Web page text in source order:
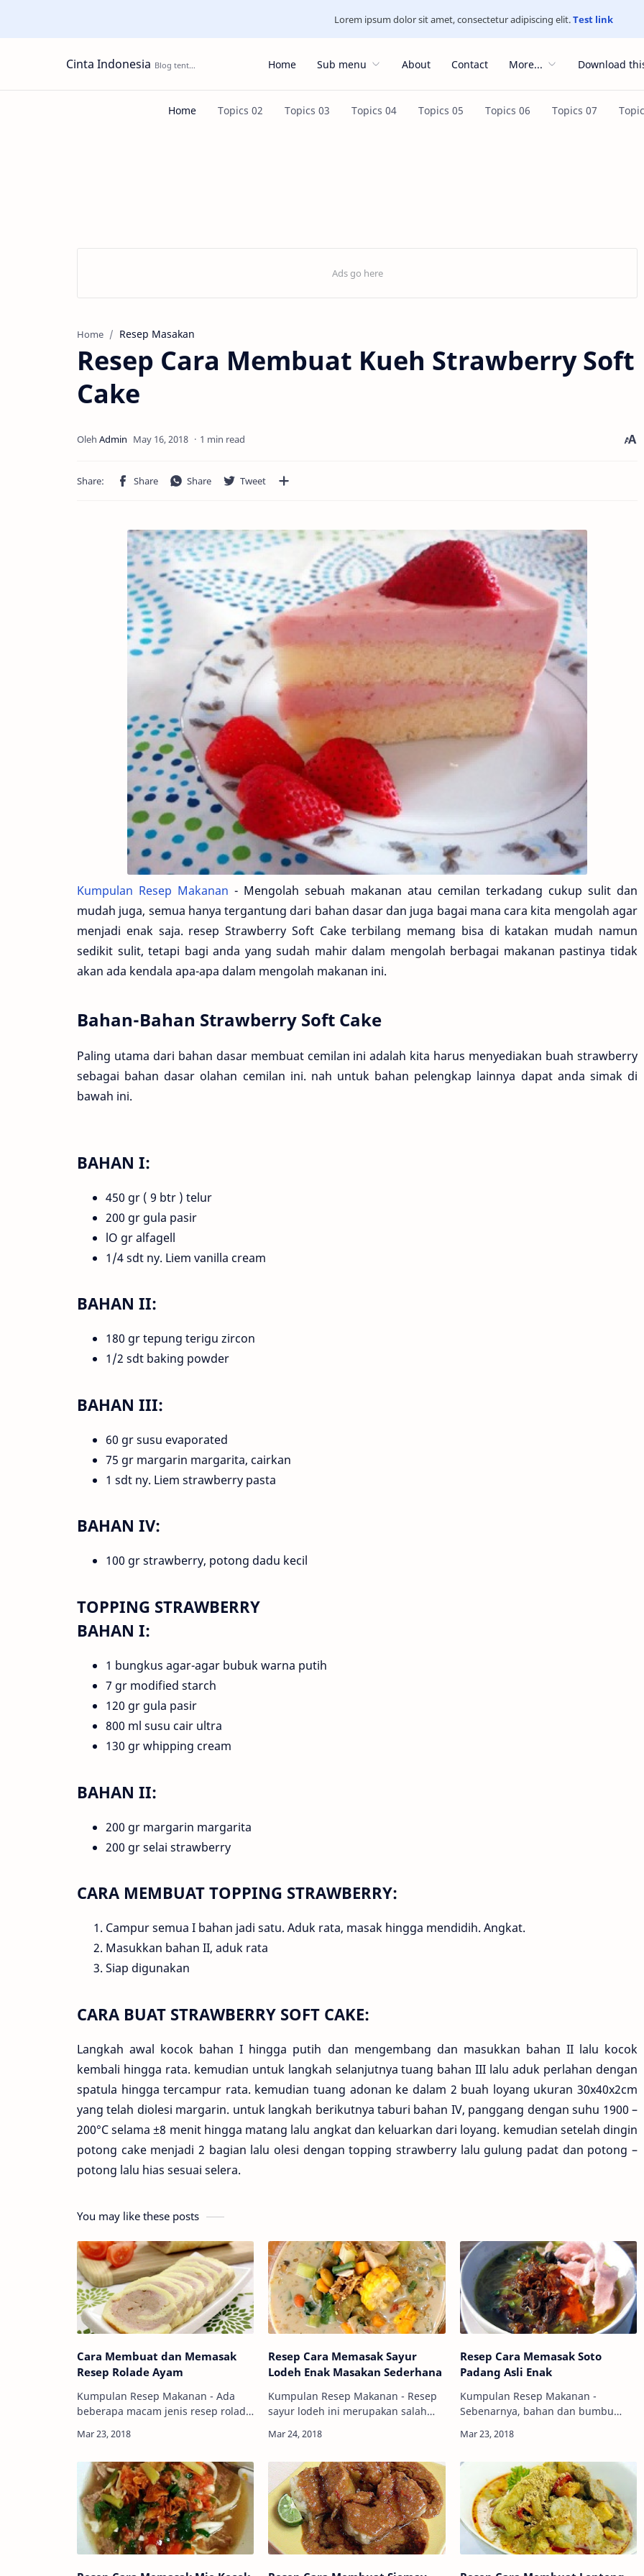
Lorem ipsum dolor sit amet, consectetur adipiscing elit.Test link
Cinta Indonesia Home Sub menu About Contact More... Download
Home Resep Masakan
Resep Cara Membuat Kueh Strawberry Soft
Cake
1 min read
Kumpulan Resep Makanan - Mengolah sebuah makanan atau cemilan terkadang cukup sulit dan
mudah juga, semua hanya tergantung dari bahan dasar dan juga bagai mana cara kita mengolah agar
menjadi enak saja. resep Strawberry Soft Cake terbilang memang bisa di katakan mudah namun
sedikit sulit, tetapi bagi anda yang sudah mahir dalam mengolah berbagai makanan pastinya tidak
akan ada kendala apa-apa dalam mengolah makanan ini.
Bahan-Bahan Strawberry Soft Cake
Paling utama dari bahan dasar membuat cemilan ini adalah kita harus menyediakan buah strawberry
sebagai bahan dasar olahan cemilan ini. nah untuk bahan pelengkap lainnya dapat anda simak di
bawah ini.
BAHAN I:
450 gr ( 9 btr ) telur
200 gr gula pasir
lO gr alfagell
1/4 sdt ny. Liem vanilla cream
BAHAN II:
180 gr tepung terigu zircon
1/2 sdt baking powder
BAHAN III:
60 gr susu evaporated
75 gr margarin margarita, cairkan
1 sdt ny. Liem strawberry pasta
BAHAN IV:
100 gr strawberry, potong dadu kecil
TOPPING STRAWBERRY
BAHAN I:
1 bungkus agar-agar bubuk warna putih
7 gr modified starch
120 gr gula pasir
800 ml susu cair ultra
130 gr whipping cream
BAHAN II:
200 gr margarin margarita
200 gr selai strawberry
CARA MEMBUAT TOPPING STRAWBERRY:
Campur semua I bahan jadi satu. Aduk rata, masak hingga mendidih. Angkat.
Masukkan bahan II, aduk rata
Siap digunakan
CARA BUAT STRAWBERRY SOFT CAKE:
Langkah awal kocok bahan I hingga putih dan mengembang dan masukkan bahan II lalu kocok
kembali hingga rata. kemudian untuk langkah selanjutnya tuang bahan III lalu aduk perlahan dengan
spatula hingga tercampur rata. kemudian tuang adonan ke dalam 2 buah loyang ukuran 30x40x2cm
yang telah diolesi margarin. untuk langkah berikutnya taburi bahan IV, panggang dengan suhu 1900 –
200°C selama ±8 menit hingga matang lalu angkat dan keluarkan dari loyang. kemudian setelah dingin
potong cake menjadi 2 bagian lalu olesi dengan topping strawberry lalu gulung padat dan potong –
potong lalu hias sesuai selera.
You may like these posts
Cara Membuat dan Memasak
Resep Rolade Ayam
Kumpulan Resep Makanan - Ada
beberapa macam jenis resep rolade
masyarakat, seperti dipanggang,
matang kemudian…
Resep Cara Memasak Sayur
Lodeh Enak Masakan Sederhana
Kumpulan Resep Makanan - Resep
sayur lodeh ini merupakan salah
mudah untuk dimodifikasi sesuai
digunakan bis…
Resep Cara Memasak Soto
Padang Asli Enak
Kumpulan Resep Makanan -
Sebenarnya, bahan dan bumbu
resep masakan dari daerah lain.
padang ini mempunyai citarasa
kha…